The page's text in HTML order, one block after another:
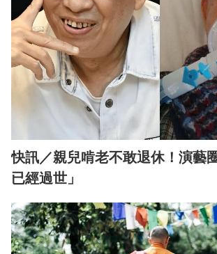
快訊／親兒啃老不敢退休！演藝
已經過世」